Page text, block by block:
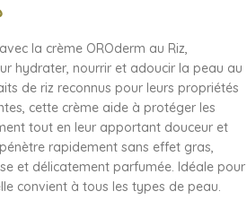
la crème OROderm au Riz,
hydrater, nourrir et adoucir la peau au
de riz reconnus pour leurs propriétés
cette crème aide à protéger les
tout en leur apportant douceur et
rapidement sans effet gras,
et délicatement parfumée. Idéale pour
convient à tous les types de peau.